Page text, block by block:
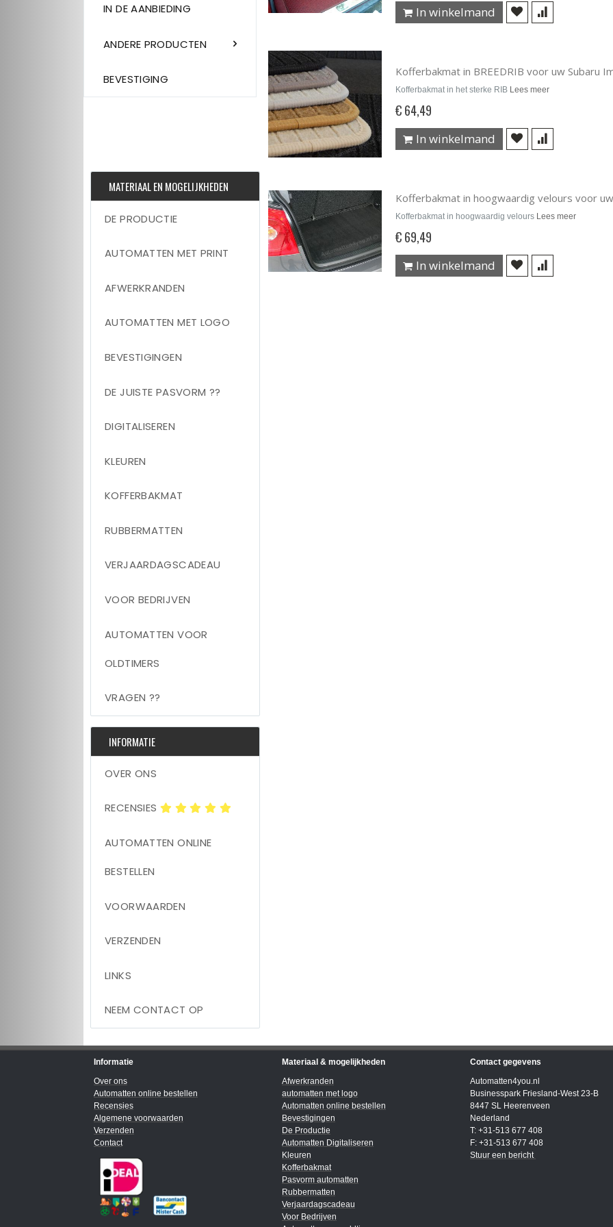
IN DE AANBIEDING
ANDERE PRODUCTEN
BEVESTIGING
In winkelmand
Kofferbakmat in BREEDRIB voor uw Subaru
Kofferbakmat in het sterke RIB Lees meer
€ 64,49
In winkelmand
Kofferbakmat in hoogwaardig velours voor
Kofferbakmat in hoogwaardig velours Lees meer
€ 69,49
In winkelmand
MATERIAAL EN MOGELIJKHEDEN
DE PRODUCTIE
AUTOMATTEN MET PRINT
AFWERKRANDEN
AUTOMATTEN MET LOGO
BEVESTIGINGEN
DE JUISTE PASVORM ??
DIGITALISEREN
KLEUREN
KOFFERBAKMAT
RUBBERMATTEN
VERJAARDAGSCADEAU
VOOR BEDRIJVEN
AUTOMATTEN VOOR
OLDTIMERS
VRAGEN ??
INFORMATIE
OVER ONS
RECENSIES
AUTOMATTEN ONLINE
BESTELLEN
VOORWAARDEN
VERZENDEN
LINKS
NEEM CONTACT OP
Informatie
Over ons
Automatten online bestellen
Recensies
Algemene voorwaarden
Verzenden
Contact
Materiaal & mogelijkheden
Afwerkranden
automatten met logo
Automatten online bestellen
Bevestigingen
De Productie
Automatten Digitaliseren
Kleuren
Kofferbakmat
Pasvorm automatten
Rubbermatten
Verjaardagscadeau
Voor Bedrijven
Contact gegevens
Automatten4you.nl
Businesspark Friesland-West 23-B
8447 SL Heerenveen
Nederland
T: +31-513 677 408
F: +31-513 677 408
Stuur een bericht